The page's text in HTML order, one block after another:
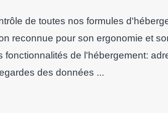
de toutes nos formules
reconnue pour son ergonomie et
fonctionnalités de l'hébergement:
des données ...